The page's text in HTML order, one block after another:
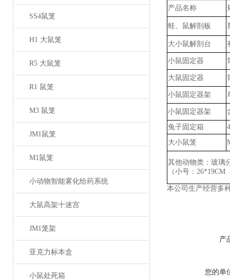
SS4鼠笼
H1 大鼠笼
R5 大鼠笼
R1 鼠笼
M3 鼠笼
JM1鼠笼
M1鼠笼
小动物智能雾化给药系统
大鼠高架十迷宫
JM1笼架
亚克力标本盒
小鼠处死箱
产品名称
蛙、鼠解剖板
大小鼠解剖台
小鼠固定器
大鼠固定器
小鼠固定器架
小鼠固定器架
兔子固定箱
大小鼠笼
其他动物类：玻璃
（小号： 26*19CM
本公司生产经营多
产
您的单